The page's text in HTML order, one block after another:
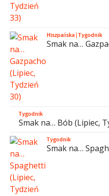
Hiszpańska|Tygodnik
Smak na…
Tygodnik
Smak na… Bób (Lipiec,
Tygodnik
Smak na…